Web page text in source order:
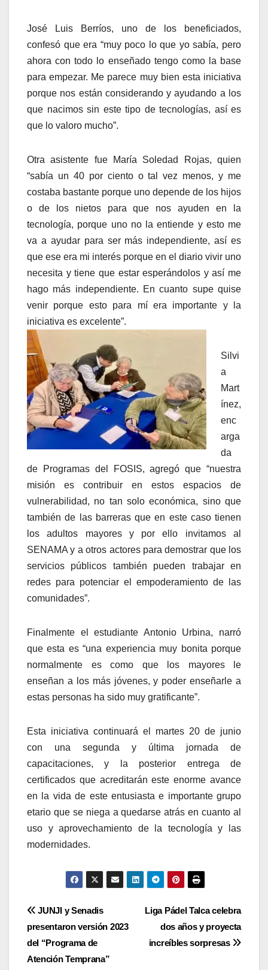
José Luis Berríos, uno de los beneficiados,
confesó que era “muy poco lo que yo sabía, pero
ahora con todo lo enseñado tengo como la base
para empezar. Me parece muy bien esta iniciativa
porque nos están considerando y ayudando a los
que nacimos sin este tipo de tecnologías, así es
que lo valoro mucho”.
Otra asistente fue María Soledad Rojas, quien
“sabía un 40 por ciento o tal vez menos, y me
costaba bastante porque uno depende de los hijos
o de los nietos para que nos ayuden en la
tecnología, porque uno no la entiende y esto me
va a ayudar para ser más independiente, así es
que ese era mi interés porque en el diario vivir uno
necesita y tiene que estar esperándolos y así me
hago más independiente. En cuanto supe quise
venir porque esto para mí era importante y la
iniciativa es excelente”.
Silvi
a
Mart
ínez,
enc
arga
da
de Programas del FOSIS, agregó que “nuestra
misión es contribuir en estos espacios de
vulnerabilidad, no tan solo económica, sino que
también de las barreras que en este caso tienen
los adultos mayores y por ello invitamos al
SENAMA y a otros actores para demostrar que los
servicios públicos también pueden trabajar en
redes para potenciar el empoderamiento de las
comunidades”.
Finalmente el estudiante Antonio Urbina, narró
que esta es “una experiencia muy bonita porque
normalmente es como que los mayores le
enseñan a los más jóvenes, y poder enseñarle a
estas personas ha sido muy gratificante”.
Esta iniciativa continuará el martes 20 de junio
con una segunda y última jornada de
capacitaciones, y la posterior entrega de
certificados que acreditarán este enorme avance
en la vida de este entusiasta e importante grupo
etario que se niega a quedarse atrás en cuanto al
uso y aprovechamiento de la tecnología y las
modernidades.
Navegación
de
entradas
Liga Pádel Talca celebra
dos años y proyecta
increíbles sorpresas
JUNJI y Senadis
presentaron versión 2023
del “Programa de
Atención Temprana”